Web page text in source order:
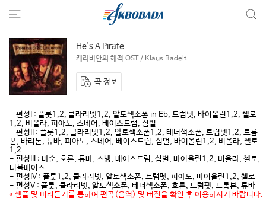
He's A Pirate
캐리비안의 해적 OST / Klaus Badelt
곡 정보
- 편성I : 플룻1,2, 클라리넷1,2, 알토색소폰 in Eb, 트럼펫, 바이올린1,2, 첼로
1,2, 비올라, 피아노, 스네어, 베이스드럼, 심벌
- 편성II : 플룻1,2, 클라리넷1,2, 알토색소폰1,2, 테너색소폰, 트럼펫1,2, 트롬
본, 바리톤, 튜바, 피아노, 스네어, 베이스드럼, 심벌, 바이올린1,2, 비올라, 첼로
1,2
- 편성III : 바순, 호른, 튜바, 스넹, 베이스드럼, 심벌, 바이올린1,2, 비올라, 첼로,
더블베이스
- 편성IV : 플룻1,2, 클라리넷, 알토색소폰, 트럼펫, 피아노, 바이올린1,2, 첼로
- 편성V : 플룻, 클라리넷, 알토색소폰, 테너색소폰, 호른, 트럼펫, 트롭본, 튜바
* 샘플 및 미리듣기를 통하여 편곡(음역) 및 버전을 확인 후 이용하시기 바랍니다.